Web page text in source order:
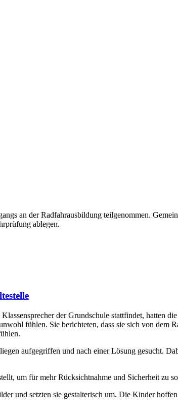
an der Radfahrausbildung teilgenommen.
ablegen.
der Grundschule stattfindet, hatten
fühlen. Sie berichteten, dass sie sich von dem
aufgegriffen und nach einer Lösung gesucht.
um für mehr Rücksichtnahme und Sicherheit zu
und setzten sie gestalterisch um. Die Kinder